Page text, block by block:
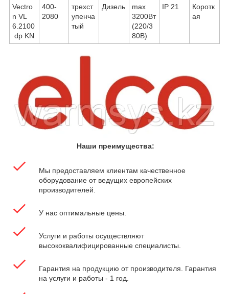
Vectro
n VL
6.2100
dp KN
400-
2080
трехст
упенча
тый
Дизель
max
3200Вт
(220/3
80В)
IP 21
Коротк
ая
Наши преимущества:
Мы предоставляем клиентам качественное
оборудование от ведущих европейских
производителей.
У нас оптимальные цены.
Услуги и работы осуществляют
высококвалифицированные специалисты.
Гарантия на продукцию от производителя. Гарантия
на услуги и работы - 1 год.